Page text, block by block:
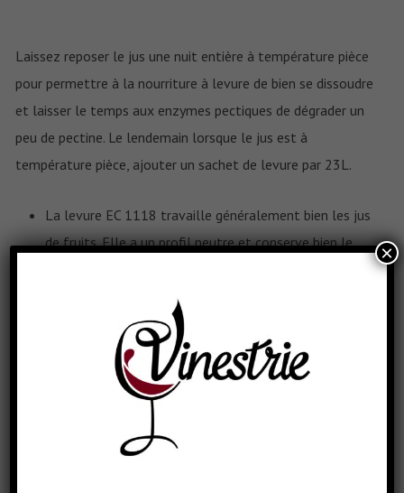
Laissez reposer le jus une nuit entière à température pièce
pour permettre à la nourriture à levure de bien se dissoudre
et laisser le temps aux enzymes pectiques de dégrader un
peu de pectine. Le lendemain lorsque le jus est à
température pièce, ajouter un sachet de levure par 23L.
La levure EC 1118 travaille généralement bien les jus
de fruits. Elle a un profil neutre et conserve bien le
Comme le jus de pomme contient des sucres dits
simples, les levures n’ont généralement pas de
difficulté à fermenter tous les sucres. On obtient
donc un cidre sec.
Dépendamment du style de cidre désiré, on peut
utiliser par exemple la US-04, levure au profil moins
neutre que la EC 1118, mais qui a tendance à laisser
×